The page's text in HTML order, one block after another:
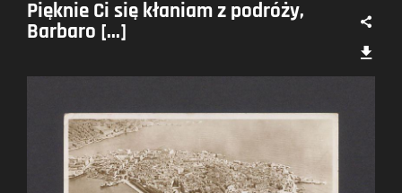
Pięknie Ci się kłaniam z podróży,
Barbaro [...]